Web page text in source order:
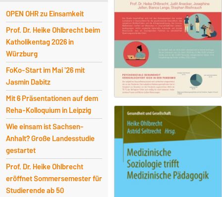
OPEN OHR zu Einsamkeit
Prof. Dr. Heike Ohlbrecht beim
Katholikentag 2026 in
Würzburg
FoKo-Start im Mai '26 mit
Jasmin Dabitz
Mit 6 Präsentationen auf dem
Reha-Kolloquium in Leipzig
Wie einsam ist Sachsen-
Anhalt? Große Landesstudie
gestartet
Prof. Dr. Heike Ohlbrecht
eröffnet Sommersemester für
Studierende ab 50